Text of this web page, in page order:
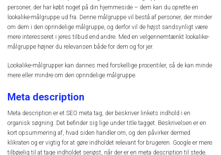
personer, der har købt noget på din hjemmeside – dem kan du oprette en
lookalike-målgruppe ud fra. Denne målgruppe vil bestå af personer, der minder
om dem i den oprindelige målgruppe, og derfor vil de højst sandsynligt være
mere interesseret i jeres tilbud end andre. Med en velgennemtænkt lookalike-
målgruppe højner du relevansen både for dem og for jer.
Lookalike-målgrupper kan dannes med forskellige procentiler, så de kan minde
mere eller mindre om den oprindelige målgruppe.
Meta description
Meta description er et SEO meta tag, der beskriver linkets indhold i en
organisk søgning. Det befinder sig lige under title tagget. Beskrivelsen er en
kort opsummering af, hvad siden handler om, og den påvirker dermed
klikraten og er vigtig for at gøre indholdet relevant for brugeren. Google er mere
tilbøjelig til at tage indholdet seriøst, når der er en meta description til stede.